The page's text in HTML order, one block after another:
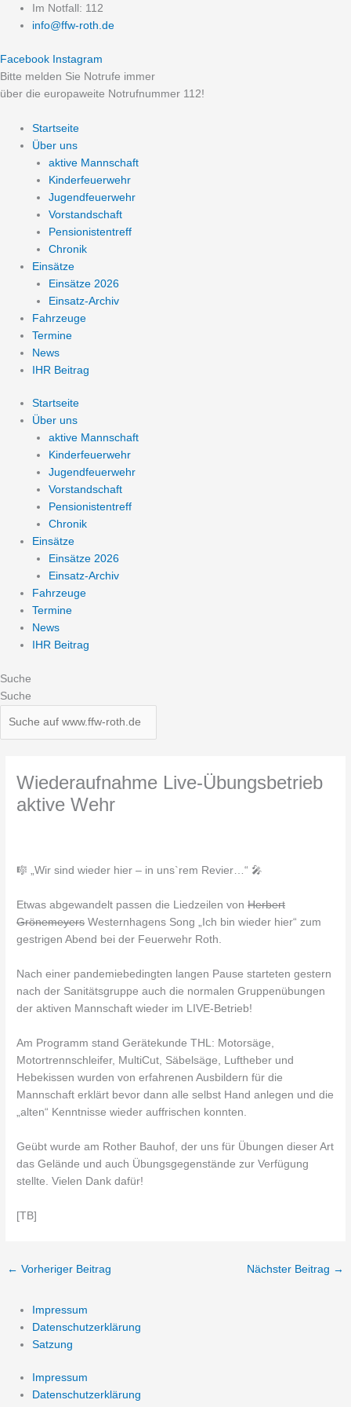
Zum
Inhalt
Im Notfall: 112
info@ffw-roth.de
Facebook Instagram
Bitte melden Sie Notrufe immer
über die europaweite Notrufnummer 112!
Startseite
Über uns
aktive Mannschaft
Kinderfeuerwehr
Jugendfeuerwehr
Vorstandschaft
Pensionistentreff
Chronik
Einsätze
Einsätze 2026
Einsatz-Archiv
Fahrzeuge
Termine
News
IHR Beitrag
Startseite
Über uns
aktive Mannschaft
Kinderfeuerwehr
Jugendfeuerwehr
Vorstandschaft
Pensionistentreff
Chronik
Einsätze
Einsätze 2026
Einsatz-Archiv
Fahrzeuge
Termine
News
IHR Beitrag
Suche
Suche
Wiederaufnahme Live-Übungsbetrieb
aktive Wehr
🎼 „Wir sind wieder hier – in uns`rem Revier…“ 🎤
Etwas abgewandelt passen die Liedzeilen vonHerbert
Grönemeyers Westernhagens Song „Ich bin wieder hier“ zum
gestrigen Abend bei der Feuerwehr Roth.
Nach einer pandemiebedingten langen Pause starteten gestern
nach der Sanitätsgruppe auch die normalen Gruppenübungen
der aktiven Mannschaft wieder im LIVE-Betrieb!
Am Programm stand Gerätekunde THL: Motorsäge,
Motortrennschleifer, MultiCut, Säbelsäge, Luftheber und
Hebekissen wurden von erfahrenen Ausbildern für die
Mannschaft erklärt bevor dann alle selbst Hand anlegen und die
„alten“ Kenntnisse wieder auffrischen konnten.
Geü bt wurde am Rother Bauhof, der uns für Übungen dieser Art
das Gelände und auch Übungsgegenstände zur Verfügung
stellte. Vielen Dank dafür!
[TB]
← Vorheriger Beitrag Nächster Beitrag →
Impressum
Datenschutzerklärung
Satzung
Impressum
Datenschutzerklärung